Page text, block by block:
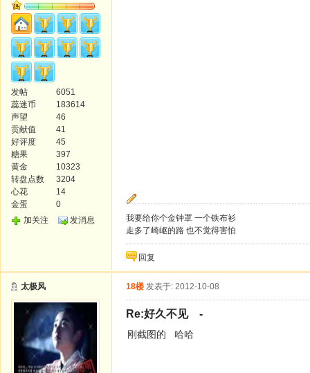
发帖
6051
蕊迷币
183614
声望
46
贡献值
41
好评度
45
糖果
397
黄金
10323
转盘点数
3204
心花
14
金蛋
0
加关注
发消息
我要给你个金钟罩 一个铁布衫
走多了崎岖的路 也不觉得害怕
回复
太极风 18楼 发表于: 2012-10-08
Re:好久不见 -
刚截图的 哈哈